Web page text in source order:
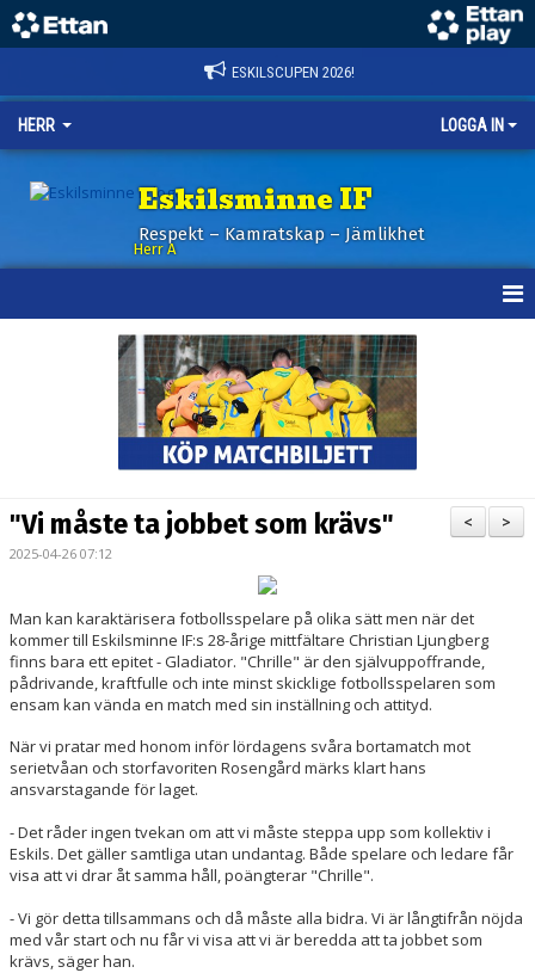
ESKILSCUPEN 2026!
HERR LOGGA IN
Eskilsminne IF
Respekt – Kamratskap – Jämlikhet
Herr A
BILDGALLERI
MATCHER
ETTAN SÖDRA
>
<
"Vi måste ta jobbet som krävs"
2025-04-26 07:12
Man kan karaktärisera fotbollsspelare på olika sätt men när det
kommer till Eskilsminne IF:s 28-årige mittfältare Christian Ljungberg
finns bara ett epitet - Gladiator. "Chrille" är den självuppoffrande,
pådrivande, kraftfulle och inte minst skicklige fotbollsspelaren som
ensam kan vända en match med sin inställning och attityd.
När vi pratar med honom inför lördagens svåra bortamatch mot
serietvåan och storfavoriten Rosengård märks klart hans
ansvarstagande för laget.
- Det råder ingen tvekan om att vi måste steppa upp som kollektiv i
Eskils. Det gäller samtliga utan undantag. Både spelare och ledare får
visa att vi drar åt samma håll, poängterar "Chrille".
- Vi gör detta tillsammans och då måste alla bidra. Vi är långtifrån nöjda
med vår start och nu får vi visa att vi är beredda att ta jobbet som
krävs, säger han.